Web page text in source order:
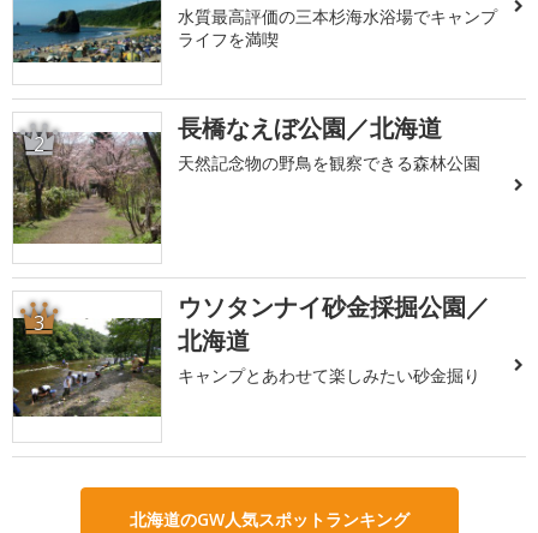
水質最高評価の三本杉海水浴場でキャンプ
ライフを満喫
2 長橋なえぼ公園／北海道
天然記念物の野鳥を観察できる森林公園
3
ウソタンナイ砂金採掘公園／
北海道
キャンプとあわせて楽しみたい砂金掘り
北海道のGW人気スポットランキング